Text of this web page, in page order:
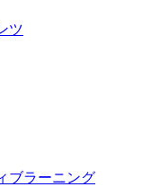
ツ
ブラーニング